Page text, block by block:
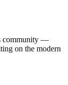
community —
on the modern